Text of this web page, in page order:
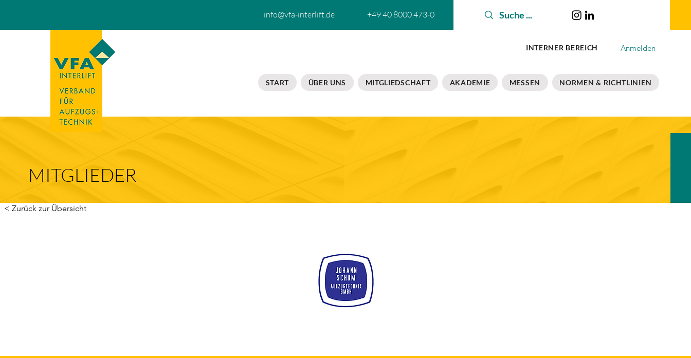
info@vfa-interlift.de +49 40 8000 473-0
INTERNER BEREICH Anmelden
START ÜBER UNS MITGLIEDSCHAFT AKADEMIE MESSEN NORMEN & RICHTLINIEN
MITGLIEDER
< Zurück zur Übersicht